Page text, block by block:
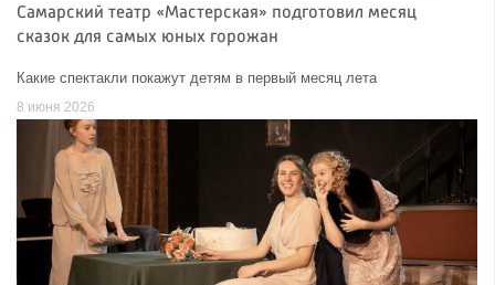
Самарский театр «Мастерская» подготовил месяц
сказок для самых юных горожан
Какие спектакли покажут детям в первый месяц лета
8 июня 2026